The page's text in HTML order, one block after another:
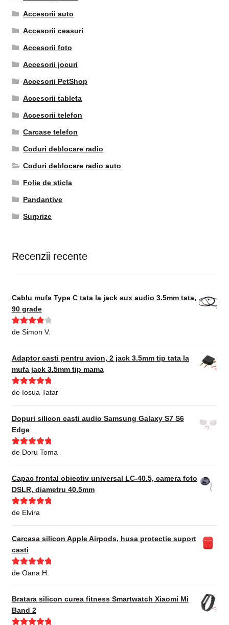
Accesorii auto
Accesorii ceasuri
Accesorii foto
Accesorii jocuri
Accesorii PetShop
Accesorii tableta
Accesorii telefon
Carcase telefon
Coduri deblocare radio
Coduri deblocare radio auto
Folie de sticla
Pandantive
Surprize
Recenzii recente
Cablu mufa Type C tata la jack aux audio 3.5mm tata,
90 grade
Evaluat la
de Simon V.
Adaptor casti pentru avion, 2 jack 3.5mm tip tata la
mufa jack 3.5mm tip mama
Evaluat la5
de Iosua Tatar
Dopuri silicon casti audio Samsung Galaxy S7 S6
Edge
Evaluat la5
de Doru Toma
Capac frontal obiectiv universal LC-40.5, camera foto
DSLR, diametru 40.5mm
Evaluat la
de Elvira
Carcasa silicon Apple Airpods, husa protectie suport
casti
Evaluat la5
de Oana H.
Bratara silicon curea fitness Smartwatch Xiaomi Mi
Band 2